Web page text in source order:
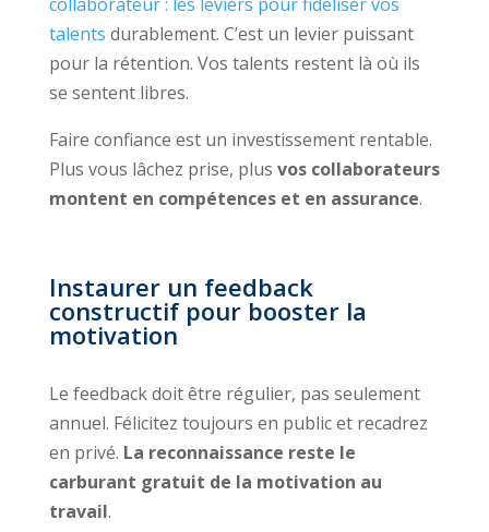
collaborateur : les leviers pour fidéliser vos
talents durablement. C’est un levier puissant
pour la rétention. Vos talents restent là où ils
se sentent libres.
Faire confiance est un investissement rentable.
Plus vous lâchez prise, plus vos collaborateurs
montent en compétences et en assurance.
Instaurer un feedback
constructif pour booster la
motivation
Le feedback doit être régulier, pas seulement
annuel. Félicitez toujours en public et recadrez
en privé. La reconnaissance reste le
carburant gratuit de la motivation au
travail.